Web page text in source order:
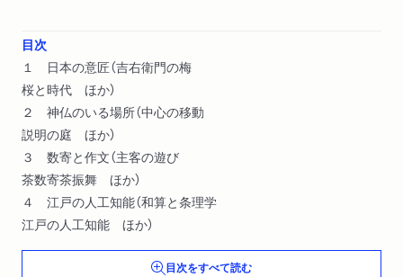
目次
１ 日本の意匠（吉右衛門の梅
桜と時代 ほか）
２ 神仏のいる場所（中心の移動
説明の庭 ほか）
３ 数寄と作文（主客の遊び
茶数寄茶振舞 ほか）
４ 江戸の人工知能（和算と条理学
江戸の人工知能 ほか）
目次をすべて読む